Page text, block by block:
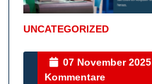
UNCATEGORIZED
Kategorie
07 November 2025
Kommentare